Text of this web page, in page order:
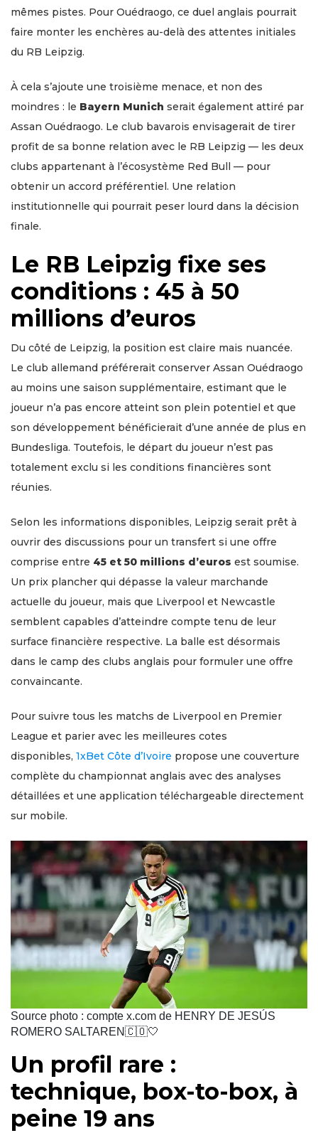
mêmes pistes. Pour Ouédraogo, ce duel anglais pourrait
faire monter les enchères au-delà des attentes initiales
du RB Leipzig.
À cela s’ajoute une troisième menace, et non des
moindres : le Bayern Munich serait également attiré par
Assan Ouédraogo. Le club bavarois envisagerait de tirer
profit de sa bonne relation avec le RB Leipzig — les deux
clubs appartenant à l’écosystème Red Bull — pour
obtenir un accord préférentiel. Une relation
institutionnelle qui pourrait peser lourd dans la décision
finale.
Le RB Leipzig fixe ses
conditions : 45 à 50
millions d’euros
Du côté de Leipzig, la position est claire mais nuancée.
Le club allemand préférerait conserver Assan Ouédraogo
au moins une saison supplémentaire, estimant que le
joueur n’a pas encore atteint son plein potentiel et que
son développement bénéficierait d’une année de plus en
Bundesliga. Toutefois, le départ du joueur n’est pas
totalement exclu si les conditions financières sont
réunies.
Selon les informations disponibles, Leipzig serait prêt à
ouvrir des discussions pour un transfert si une offre
comprise entre 45 et 50 millions d’euros est soumise.
Un prix plancher qui dépasse la valeur marchande
actuelle du joueur, mais que Liverpool et Newcastle
semblent capables d’atteindre compte tenu de leur
surface financière respective. La balle est désormais
dans le camp des clubs anglais pour formuler une offre
convaincante.
Pour suivre tous les matchs de Liverpool en Premier
League et parier avec les meilleures cotes
disponibles, 1xBet Côte d’Ivoire propose une couverture
complète du championnat anglais avec des analyses
détaillées et une application téléchargeable directement
sur mobile.
Source photo : compte x.com de HENRY DE JESÚS
ROMERO SALTAREN🇨🇴🤍
Un profil rare :
technique, box-to-box, à
peine 19 ans